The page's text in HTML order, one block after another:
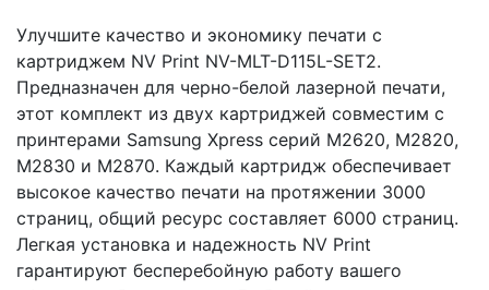
Улучшите качество и экономику печати с
картриджем NV Print NV-MLT-D115L-SET2.
Предназначен для черно-белой лазерной печати,
этот комплект из двух картриджей совместим с
принтерами Samsung Xpress серий M2620, M2820,
M2830 и M2870. Каждый картридж обеспечивает
высокое качество печати на протяжении 3000
страниц, общий ресурс составляет 6000 страниц.
Легкая установка и надежность NV Print
гарантируют бесперебойную работу вашего